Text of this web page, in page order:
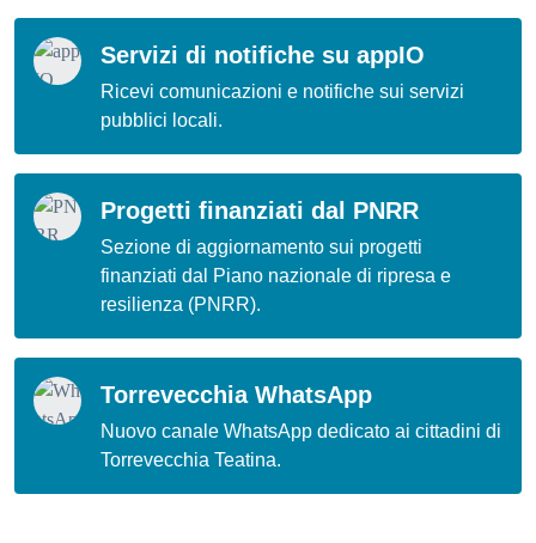
Servizi di notifiche su appIO
Ricevi comunicazioni e notifiche sui servizi
pubblici locali.
Progetti finanziati dal PNRR
Sezione di aggiornamento sui progetti
finanziati dal Piano nazionale di ripresa e
resilienza (PNRR).
Torrevecchia WhatsApp
Nuovo canale WhatsApp dedicato ai cittadini di
Torrevecchia Teatina.